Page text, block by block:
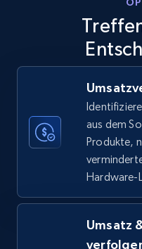
price, Currency,
Amazon Reviews
URL, Product name,
rating object,
Author name, Asin,
870+
aus dem
Produkte,
Hardware-
Umsatz